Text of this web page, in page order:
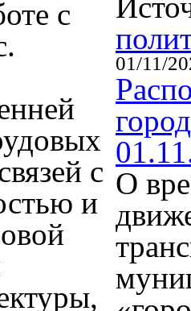
с
с
и
01/11/
О